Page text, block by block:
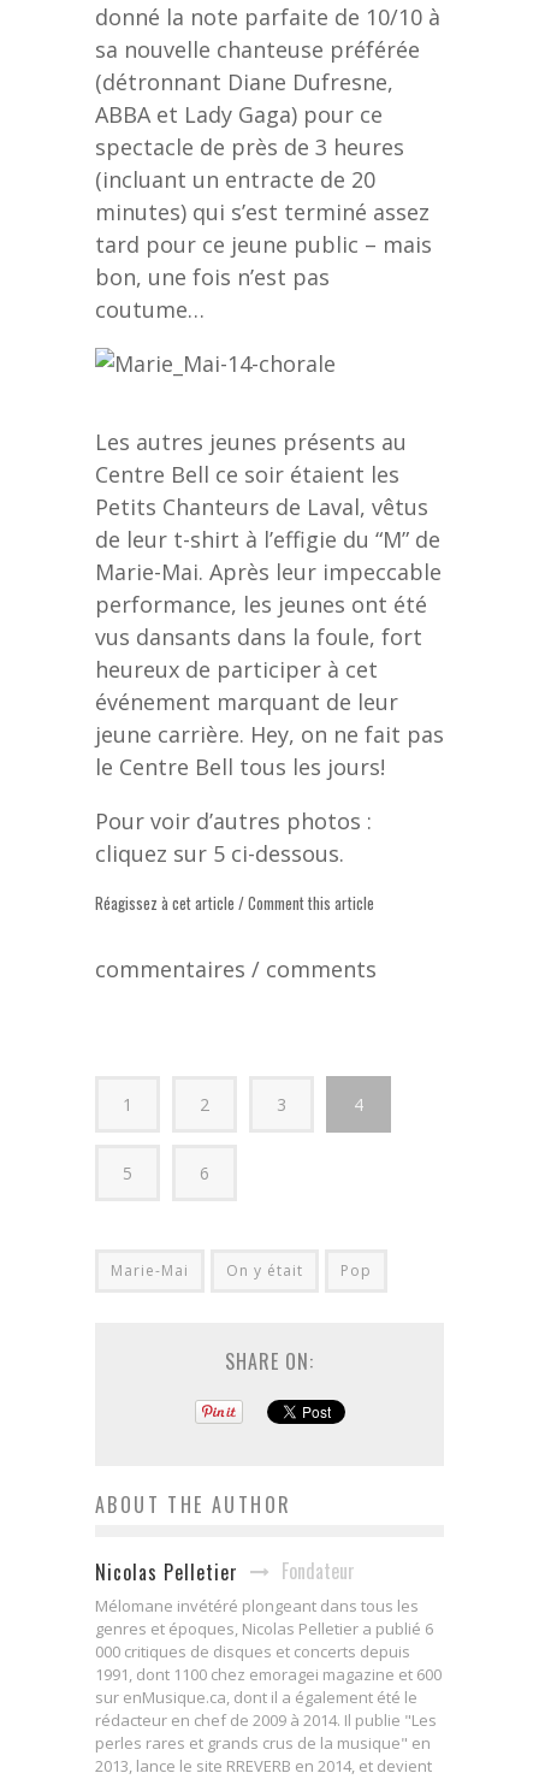
donné la note parfaite de 10/10 à
sa nouvelle chanteuse préférée
(détronnant Diane Dufresne,
ABBA et Lady Gaga) pour ce
spectacle de près de 3 heures
(incluant un entracte de 20
minutes) qui s’est terminé assez
tard pour ce jeune public – mais
bon, une fois n’est pas
coutume…
Les autres jeunes présents au
Centre Bell ce soir étaient les
Petits Chanteurs de Laval, vêtus
de leur t-shirt à l’effigie du “M” de
Marie-Mai. Après leur impeccable
performance, les jeunes ont été
vus dansants dans la foule, fort
heureux de participer à cet
événement marquant de leur
jeune carrière. Hey, on ne fait pas
le Centre Bell tous les jours!
Pour voir d’autres photos :
cliquez sur 5 ci-dessous.
Réagissez à cet article / Comment this article
commentaires / comments
1 2 3 4
5 6
Marie-Mai On y était Pop
SHARE ON:
ABOUT THE AUTHOR
Nicolas Pelletier Fondateur
Mélomane invétéré plongeant dans tous les
genres et époques, Nicolas Pelletier a publié 6
000 critiques de disques et concerts depuis
1991, dont 1100 chez emoragei magazine et 600
sur enMusique.ca, dont il a également été le
rédacteur en chef de 2009 à 2014. Il publie "Les
perles rares et grands crus de la musique" en
2013, lance le site RREVERB en 2014, et devient